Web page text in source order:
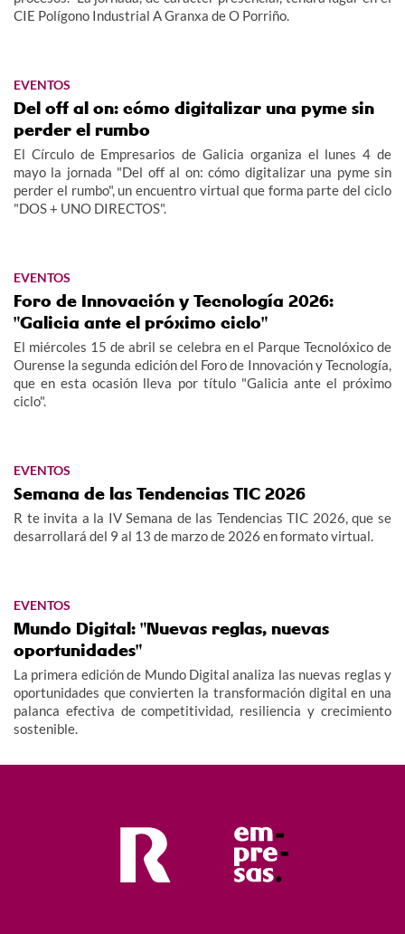
CIE Polígono Industrial A Granxa de O Porriño.
EVENTOS
Del off al on: cómo digitalizar una pyme sin
perder el rumbo
El Círculo de Empresarios de Galicia organiza el lunes 4 de
mayo la jornada "Del off al on: cómo digitalizar una pyme sin
perder el rumbo", un encuentro virtual que forma parte del ciclo
"DOS + UNO DIRECTOS".
EVENTOS
Foro de Innovación y Tecnología 2026:
"Galicia ante el próximo ciclo"
El miércoles 15 de abril se celebra en el Parque Tecnolóxico de
Ourense la segunda edición del Foro de Innovación y Tecnología,
que en esta ocasión lleva por título "Galicia ante el próximo
ciclo".
EVENTOS
Semana de las Tendencias TIC 2026
R te invita a la IV Semana de las Tendencias TIC 2026, que se
desarrollará del 9 al 13 de marzo de 2026 en formato virtual.
EVENTOS
Mundo Digital: "Nuevas reglas, nuevas
oportunidades"
La primera edición de Mundo Digital analiza las nuevas reglas y
oportunidades que convierten la transformación digital en una
palanca efectiva de competitividad, resiliencia y crecimiento
sostenible.